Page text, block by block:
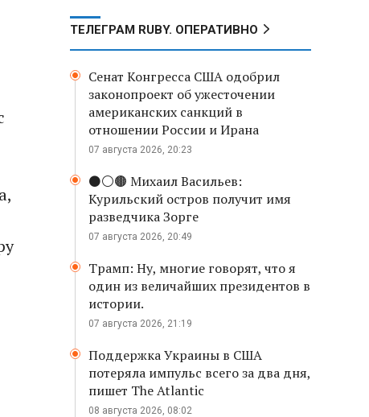
ТЕЛЕГРАМ RUBY. ОПЕРАТИВНО
Сенат Конгресса США одобрил
законопроект об ужесточении
американских санкций в
отношении России и Ирана
07 августа 2026, 20:23
⚫️⚪️🟤 Михаил Васильев:
Курильский остров получит имя
разведчика Зорге
07 августа 2026, 20:49
Трамп: Ну, многие говорят, что я
один из величайших президентов в
истории.
07 августа 2026, 21:19
Поддержка Украины в США
потеряла импульс всего за два дня,
пишет The Atlantic
08 августа 2026, 08:02